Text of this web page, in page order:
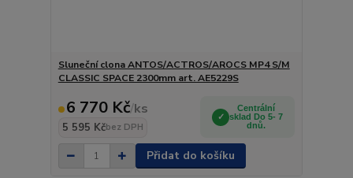
Sluneční clona ANTOS/ACTROS/AROCS MP4 S/M
CLASSIC SPACE 2300mm art. AE5229S
6 770 Kč/ks
5 595 Kčbez DPH
Centrální
sklad Do 5- 7
dnů.
Přidat do košíku